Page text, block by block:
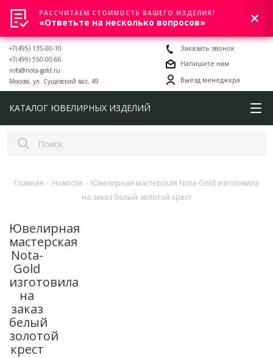
0
+7(495) 135-00-10
+7(499) 550-00-66
info@nota-gold.ru
Москва, ул. Сущевский вал, 49
Заказать звонок
Напишите нам
Выезд менеджера
КАТАЛОГ ЮВЕЛИРНЫХ ИЗДЕЛИЙ
Главная - Новости - Ювелирная мастерская Nota-Gold изготовила
на заказ белый золотой крест
Ювелирная
мастерская
Nota-
Gold
изготовила
на
заказ
белый
золотой
крест
РАССЧИТАЕМ СТОИМОСТЬ ВАШЕГО ИЗДЕЛИЯ?
«Ответьте на несколько вопросов»